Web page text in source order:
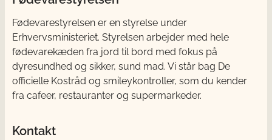
Fødevarestyrelsen er en styrelse under
Erhvervsministeriet. Styrelsen arbejder med hele
fødevarekæden fra jord til bord med fokus på
dyresundhed og sikker, sund mad. Vi står bag De
officielle Kostråd og smileykontroller, som du kender
fra cafeer, restauranter og supermarkeder.
Kontakt